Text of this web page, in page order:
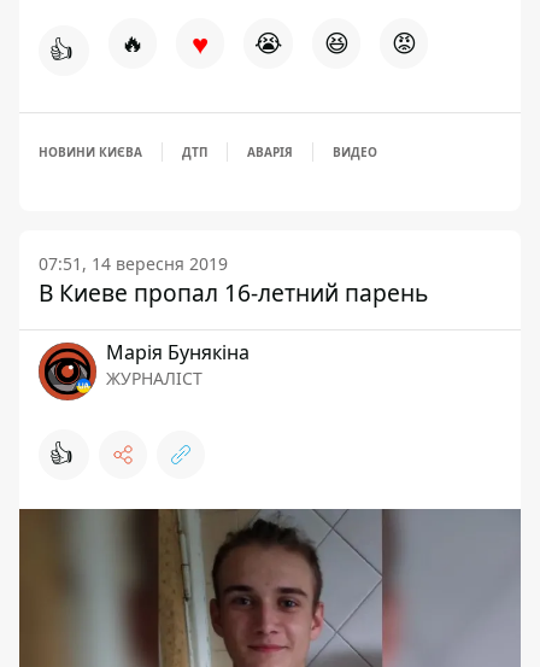
👍 🔥 ♥ 😭 😆 😡
НОВИНИ КИЄВА ДТП АВАРІЯ ВИДЕО
07:51, 14 вересня 2019
В Киеве пропал 16-летний парень
Марія Бунякіна
ЖУРНАЛІСТ
👍